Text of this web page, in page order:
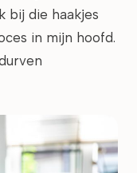
bij die haakjes
in mijn hoofd.